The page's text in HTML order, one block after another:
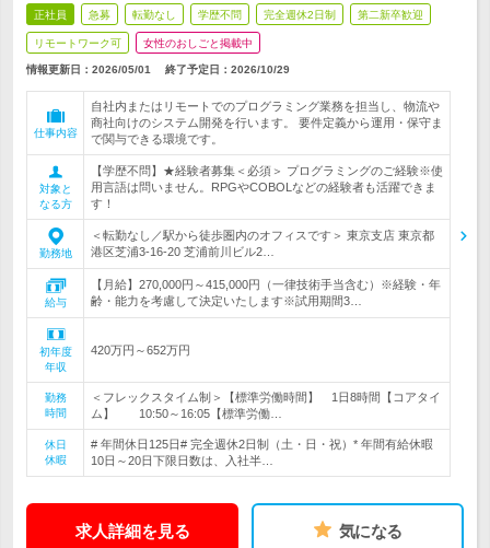
正社員 急募 転勤なし 学歴不問 完全週休2日制 第二新卒歓迎
リモートワーク可 女性のおしごと掲載中
情報更新日：2026/05/01 終了予定日： 2026/10/29
仕事内容
自社内またはリモートでのプログラミング業務を担当し、物流や
商社向けのシステム開発を行います。 要件定義から運用・保守ま
で関与できる環境です。
対象と
なる方
【学歴不問】★経験者募集＜必須＞ プログラミングのご経験※使
用言語は問いません。RPGやCOBOLなどの経験者も活躍できま
す！
勤務地
＜転勤なし／駅から徒歩圏内のオフィスです＞ 東京支店 東京都
港区芝浦3-16-20 芝浦前川ビル2…
給与
【月給】270,000円～415,000円（一律技術手当含む）※経験・年
齢・能力を考慮して決定いたします※試用期間3…
初年度
年収
420万円～652万円
勤務
時間
＜フレックスタイム制＞【標準労働時間】 1日8時間【コアタイ
ム】 10:50～16:05【標準労働…
休日
休暇
# 年間休日125日# 完全週休2日制（土・日・祝）* 年間有給休暇
10日～20日下限日数は、入社半…
求人詳細を見る 気になる